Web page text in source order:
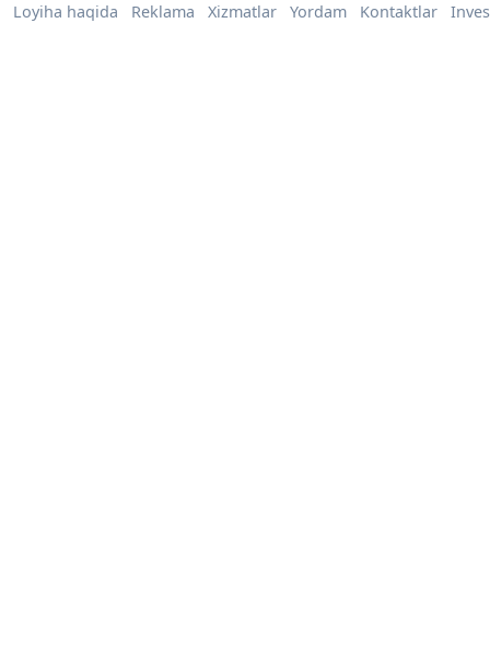
Loyiha haqida Reklama Xizmatlar Yordam Kontaktlar